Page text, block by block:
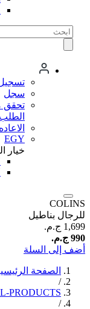
سجل
تحقق
الطلب
EGY
خيار
COLINS
للرجال بناطيل
1,699 ج.م.‏
990 ج.م.‏
أضف إلى السلة
الصفحة
/
PRODUCTS
/